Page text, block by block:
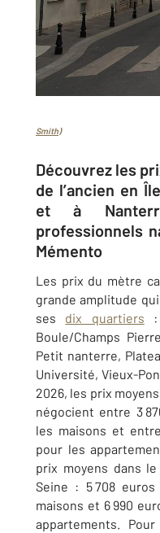
Smith)
Découvrez les
de l’ancien en
et à
professionnels
Mémento
Les prix du mètre
grande amplitude
ses dix quartiers :
Boule/Champs
Petit nanterre,
Université, Vieux-
2026, les prix
négocient entre 3
les maisons et
pour les
prix moyens dans
Seine : 5 708
maisons et 6 990
appartements.